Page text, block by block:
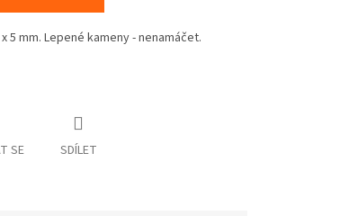
5 mm. Lepené kameny - nenamáčet.
SE SDÍLET